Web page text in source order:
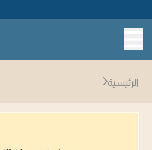
الرئيسية